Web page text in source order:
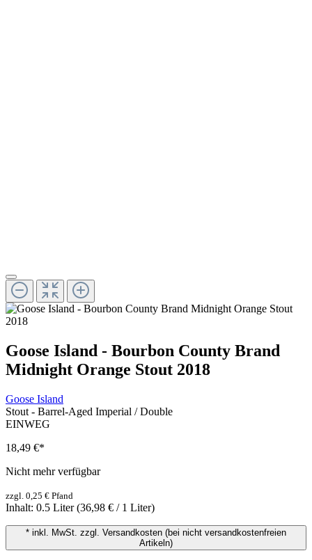
Goose Island - Bourbon County Brand
Midnight Orange Stout 2018
Goose Island
Stout - Barrel-Aged Imperial / Double
EINWEG
18,49 €*
Nicht mehr verfügbar
zzgl. 0,25 € Pfand
Inhalt: 0.5 Liter(36,98 € / 1 Liter)
* inkl. MwSt. zzgl. Versandkosten (bei nicht versandkostenfreien
Artikeln)